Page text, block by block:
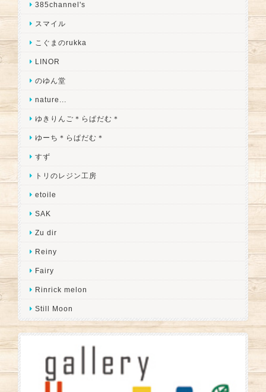
385channel's
スマイル
こぐまのrukka
LINOR
のゆん堂
nature...
ゆきりんご＊らぱだむ＊
ゆーち＊らぱだむ＊
すず
トリのレジン工房
etoile
SAK
Zu dir
Reiny
Fairy
Rinrick melon
Still Moon